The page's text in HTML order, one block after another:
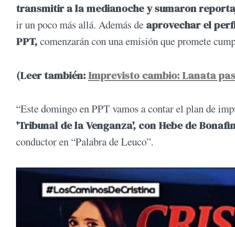
transmitir a la medianoche y sumaron
ir un poco más allá. Además de aprovechar el
PPT, comenzarán con una emisión que promete
(Leer también: Imprevisto cambio: Lanata
“Este domingo en PPT vamos a contar el plan de
'Tribunal de la Venganza', con Hebe de
conductor en “Palabra de Leuco”.